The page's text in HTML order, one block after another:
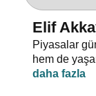
Elif
Piyasalar
hem de
gelişmelerin